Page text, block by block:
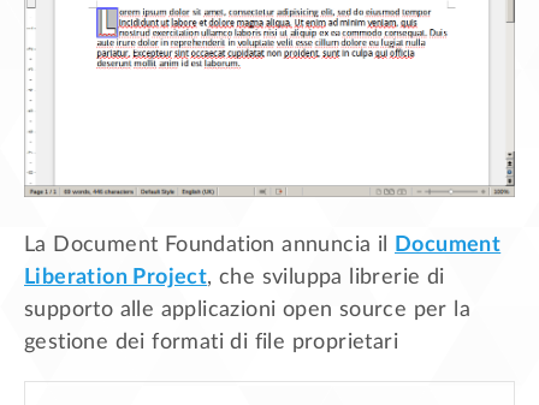
La Document Foundation annuncia il
Document
Liberation Project, che sviluppa librerie di
supporto alle applicazioni open source per la
gestione dei formati di file proprietari